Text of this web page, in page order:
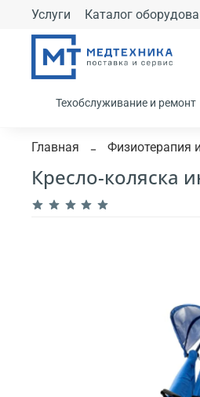
Услуги Каталог
Техобслуживание и ремонт
Главная Физиотерапия
Кресло-коляска